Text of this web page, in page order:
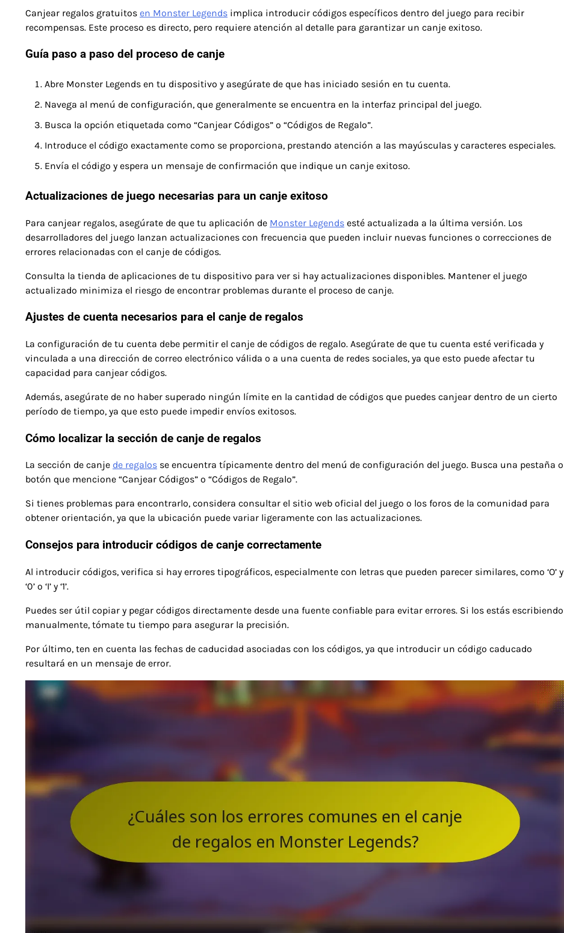
Canjear regalos gratuitos en Monster Legends implica introducir códigos específicos dentro del juego para recibir
recompensas. Este proceso es directo, pero requiere atención al detalle para garantizar un canje exitoso.
Guía paso a paso del proceso de canje
Abre Monster Legends en tu dispositivo y asegúrate de que has iniciado sesión en tu cuenta.
Navega al menú de configuración, que generalmente se encuentra en la interfaz principal del juego.
Busca la opción etiquetada como “Canjear Códigos” o “Códigos de Regalo”.
Introduce el código exactamente como se proporciona, prestando atención a las mayúsculas y caracteres especiales.
Envía el código y espera un mensaje de confirmación que indique un canje exitoso.
Actualizaciones de juego necesarias para un canje exitoso
Para canjear regalos, asegúrate de que tu aplicación de Monster Legends esté actualizada a la última versión. Los
desarrolladores del juego lanzan actualizaciones con frecuencia que pueden incluir nuevas funciones o correcciones de
errores relacionadas con el canje de códigos.
Consulta la tienda de aplicaciones de tu dispositivo para ver si hay actualizaciones disponibles. Mantener el juego
actualizado minimiza el riesgo de encontrar problemas durante el proceso de canje.
Ajustes de cuenta necesarios para el canje de regalos
La configuración de tu cuenta debe permitir el canje de códigos de regalo. Asegúrate de que tu cuenta esté verificada y
vinculada a una dirección de correo electrónico válida o a una cuenta de redes sociales, ya que esto puede afectar tu
capacidad para canjear códigos.
Además, asegúrate de no haber superado ningún límite en la cantidad de códigos que puedes canjear dentro de un cierto
período de tiempo, ya que esto puede impedir envíos exitosos.
Cómo localizar la sección de canje de regalos
La sección de canje de regalos se encuentra típicamente dentro del menú de configuración del juego. Busca una pestaña o
botón que mencione “Canjear Códigos” o “Códigos de Regalo”.
Si tienes problemas para encontrarlo, considera consultar el sitio web oficial del juego o los foros de la comunidad para
obtener orientación, ya que la ubicación puede variar ligeramente con las actualizaciones.
Consejos para introducir códigos de canje correctamente
Al introducir códigos, verifica si hay errores tipográficos, especialmente con letras que pueden parecer similares, como ‘O’ y
‘0’ o ‘I’ y ‘1’.
Puedes ser útil copiar y pegar códigos directamente desde una fuente confiable para evitar errores. Si los estás escribiendo
manualmente, tómate tu tiempo para asegurar la precisión.
Por último, ten en cuenta las fechas de caducidad asociadas con los códigos, ya que introducir un código caducado
resultará en un mensaje de error.